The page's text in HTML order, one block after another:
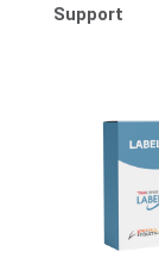
Support